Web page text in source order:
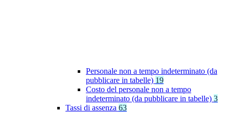
Personale non a tempo indeterminato (da
pubblicare in tabelle) 19
Costo del personale non a tempo
indeterminato (da pubblicare in tabelle) 3
Tassi di assenza 63